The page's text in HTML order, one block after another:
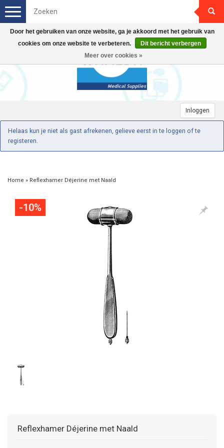
Inloggen
Toggle
Helaas kun je niet als gast afrekenen, gelieve eerst in te loggen of te
registeren.
Home » Reflexhamer Déjerine met Naald
-10%
Reflexhamer Déjerine met Naald
Door het gebruiken van onze website, ga je akkoord met het gebruik van
cookies om onze website te verbeteren.
Dit bericht verbergen
Meer over cookies »